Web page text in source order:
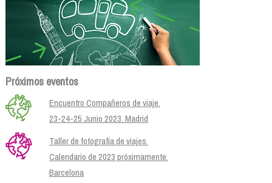
Próximos eventos
Encuentro Compañeros de viaje.
23-24-25 Junio 2023. Madrid
Taller de fotografía de viajes.
Calendario de 2023 próximamente.
Barcelona